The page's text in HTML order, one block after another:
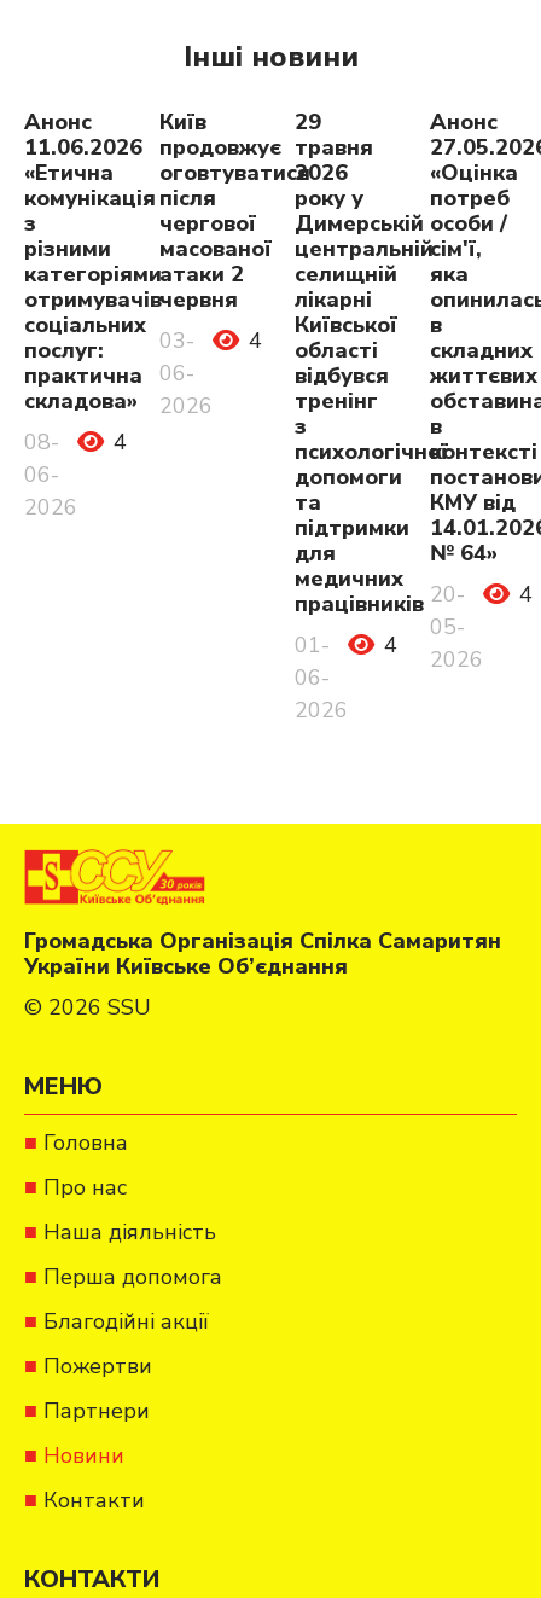
Інші новини
Анонс
11.06.2026
«Етична
комунікація
з
різними
категоріями
отримувачів
соціальних
послуг:
практична
складова»
08-
06-
2026
4
Київ
продовжує
оговтуватися
після
чергової
масованої
атаки 2
червня
03-
06-
2026
4
29
травня
2026
року у
Димерській
центральній
селищній
лікарні
Київської
області
відбувся
тренінг
з
психологічної
допомоги
та
підтримки
для
медичних
працівників
01-
06-
2026
4
Анонс
«Оцінка
потреб
особи /
сім'ї,
яка
в
складних
життєвих
в
контексті
КМУ від
№ 64»
20-
05-
2026
4
Громадська Організація Спілка Самаритян
України Київське Об’єднання
© 2026 SSU
МЕНЮ
Головна
Про нас
Наша діяльність
Перша допомога
Благодійні акції
Пожертви
Партнери
Новини
Контакти
КОНТАКТИ